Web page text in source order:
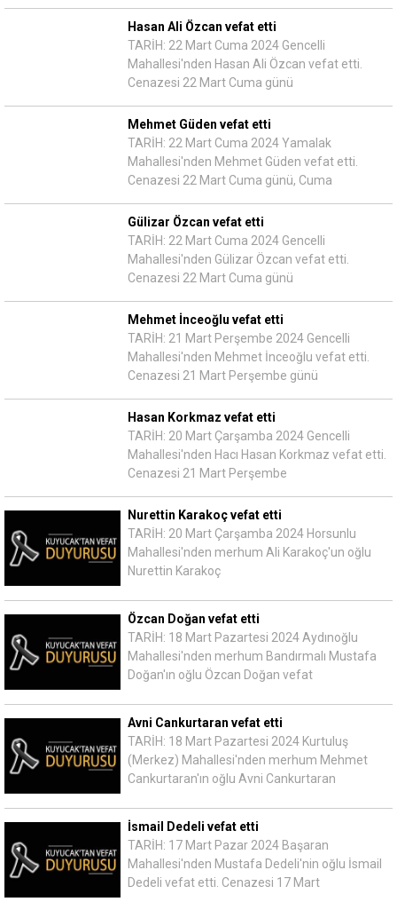
Hasan Ali Özcan vefat etti
TARİH: 22 Mart Cuma 2024 Gencelli
Mahallesi'nden Hasan Ali Özcan vefat etti.
Cenazesi 22 Mart Cuma günü
Mehmet Güden vefat etti
TARİH: 22 Mart Cuma 2024 Yamalak
Mahallesi'nden Mehmet Güden vefat etti.
Cenazesi 22 Mart Cuma günü, Cuma
Gülizar Özcan vefat etti
TARİH: 22 Mart Cuma 2024 Gencelli
Mahallesi'nden Gülizar Özcan vefat etti.
Cenazesi 22 Mart Cuma günü
Mehmet İnceoğlu vefat etti
TARİH: 21 Mart Perşembe 2024 Gencelli
Mahallesi'nden Mehmet İnceoğlu vefat etti.
Cenazesi 21 Mart Perşembe günü
Hasan Korkmaz vefat etti
TARİH: 20 Mart Çarşamba 2024 Gencelli
Mahallesi'nden Hacı Hasan Korkmaz vefat etti.
Cenazesi 21 Mart Perşembe
Nurettin Karakoç vefat etti
TARİH: 20 Mart Çarşamba 2024 Horsunlu
Mahallesi'nden merhum Ali Karakoç'un oğlu
Nurettin Karakoç
Özcan Doğan vefat etti
TARİH: 18 Mart Pazartesi 2024 Aydınoğlu
Mahallesi'nden merhum Bandırmalı Mustafa
Doğan'ın oğlu Özcan Doğan vefat
Avni Cankurtaran vefat etti
TARİH: 18 Mart Pazartesi 2024 Kurtuluş
(Merkez) Mahallesi'nden merhum Mehmet
Cankurtaran'ın oğlu Avni Cankurtaran
İsmail Dedeli vefat etti
TARİH: 17 Mart Pazar 2024 Başaran
Mahallesi'nden Mustafa Dedeli'nin oğlu İsmail
Dedeli vefat etti. Cenazesi 17 Mart